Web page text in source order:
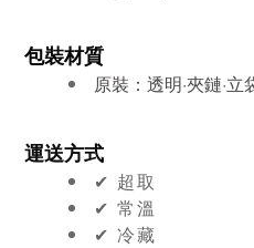
包裝材質
原裝：透明·夾鏈·立
運送方式
✔︎ 超取
✔︎ 常溫
✔︎ 冷藏